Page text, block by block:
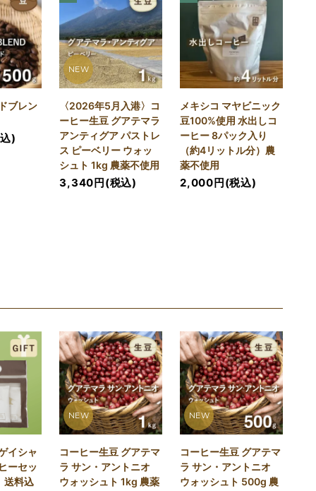
ブレン
)
NEW
〈2026年5月入港〉コ
ーヒー生豆 グアテマラ
アンティグア パストレ
ス ピーベリー ウォッ
シュト 1kg 農薬不使用
3,340円(税込)
メキシコ マヤビニック
豆100%使用 水出しコ
ーヒー 8パック入り
（約4リットル分）農
薬不使用
2,000円(税込)
イシャ
ーセッ
送料込
NEW
コーヒー生豆 グアテマ
ラ サン・アントニオ
ウォッシュト 1kg 農薬
NEW
コーヒー生豆 グアテマ
ラ サン・アントニオ
ウォッシュト 500g 農